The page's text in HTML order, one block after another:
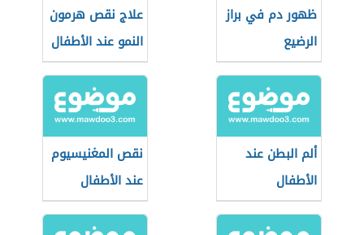
ظهور دم في براز
الرضيع
علاج نقص هرمون
النمو عند الأطفال
ألم البطن عند
الأطفال
نقص المغنيسيوم
عند الأطفال